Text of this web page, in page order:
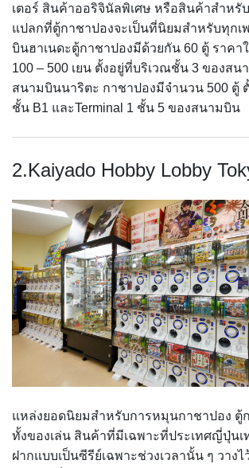
เตอร์ สินค้าออริจินัลพิเศษ หรือสินค้าสำหรั
แปลกที่ตู้กาชาปองจะเป็นที่นิยมสำหรับทุก
บินฮาเนดะตู้กาชาปองมีด้วยกัน 60 ตู้ ราคา
100 – 500 เยน ตั้งอยู่ที่บริเวณชั้น 3 ของสน
สนามบินนาริตะ กาชาปองมีจำนวน 500 ตู้
ชั้น B1 และTerminal 1 ชั้น 5 ของสนามบิน
2.Kaiyado Hobby Lobby
แหล่งยอดนิยมสำหรับการหมุนกาชาปอง ตู้
ทั้งของเล่น สินค้าที่มีเฉพาะที่ประเทศญี่ปุ่น
ฝากแบบเป็นซีรีย์เฉพาะช่วงเวลานั้น ๆ วาง